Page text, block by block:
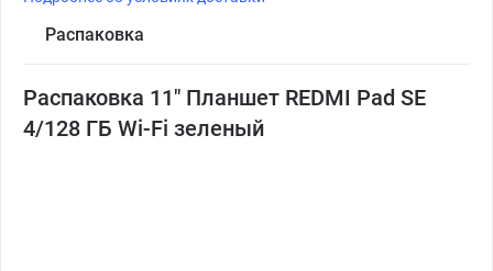
Распаковка
Распаковка 11" Планшет REDMI Pad SE
4/128 ГБ Wi-Fi зеленый